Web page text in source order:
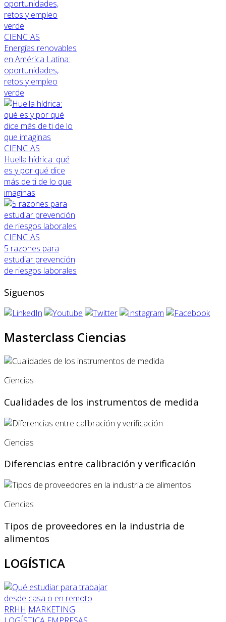
CIENCIAS
Energías renovables
en América Latina:
oportunidades,
retos y empleo
verde
CIENCIAS
Huella hídrica: qué
es y por qué dice
más de ti de lo que
imaginas
CIENCIAS
5 razones para
estudiar prevención
de riesgos laborales
Síguenos
Masterclass Ciencias
Ciencias
Cualidades de los instrumentos de medida
Ciencias
Diferencias entre calibración y verificación
Ciencias
Tipos de proveedores en la industria de
alimentos
LOGÍSTICA
RRHH MARKETING